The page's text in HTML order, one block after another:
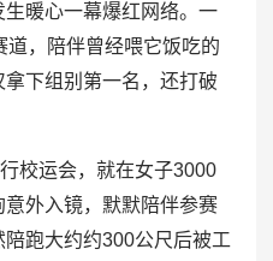
暖心一幕爆红网络。一
道，陪伴曾经喂它饭吃的
下组别第一名，还打破
校运会，就在女子3000
外入镜，默默陪伴参赛
跑大约约300公尺后被工